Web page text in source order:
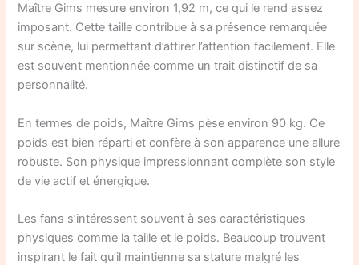
Maître Gims mesure environ 1,92 m, ce qui le rend assez
imposant. Cette taille contribue à sa présence remarquée
sur scène, lui permettant d’attirer l’attention facilement. Elle
est souvent mentionnée comme un trait distinctif de sa
personnalité.
En termes de poids, Maître Gims pèse environ 90 kg. Ce
poids est bien réparti et confère à son apparence une allure
robuste. Son physique impressionnant complète son style
de vie actif et énergique.
Les fans s’intéressent souvent à ses caractéristiques
physiques comme la taille et le poids. Beaucoup trouvent
inspirant le fait qu’il maintienne sa stature malgré les